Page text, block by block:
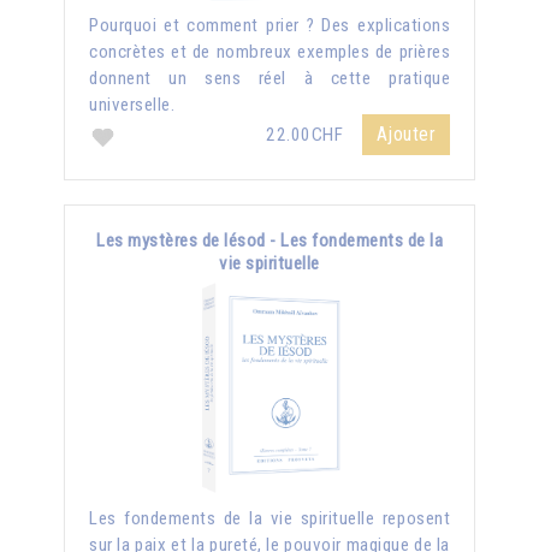
Pourquoi et comment prier ? Des explications
concrètes et de nombreux exemples de prières
donnent un sens réel à cette pratique
universelle.
22.00CHF
Ajouter
Les mystères de Iésod - Les fondements de la
vie spirituelle
Les fondements de la vie spirituelle reposent
sur la paix et la pureté, le pouvoir magique de la